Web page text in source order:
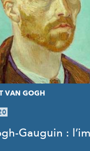
VAN GOGH
Gauguin :